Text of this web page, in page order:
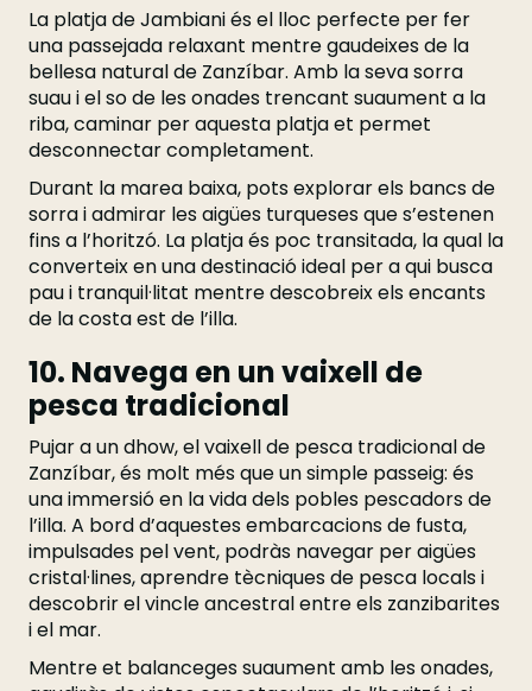
La platja de Jambiani és el lloc perfecte per fer
una passejada relaxant mentre gaudeixes de la
bellesa natural de Zanzíbar. Amb la seva sorra
suau i el so de les onades trencant suaument a la
riba, caminar per aquesta platja et permet
desconnectar completament.
Durant la marea baixa, pots explorar els bancs de
sorra i admirar les aigües turqueses que s’estenen
fins a l’horitzó. La platja és poc transitada, la qual la
converteix en una destinació ideal per a qui busca
pau i tranquil·litat mentre descobreix els encants
de la costa est de l’illa.
10. Navega en un vaixell de
pesca tradicional
Pujar a un dhow, el vaixell de pesca tradicional de
Zanzíbar, és molt més que un simple passeig: és
una immersió en la vida dels pobles pescadors de
l’illa. A bord d’aquestes embarcacions de fusta,
impulsades pel vent, podràs navegar per aigües
cristal·lines, aprendre tècniques de pesca locals i
descobrir el vincle ancestral entre els zanzibarites
i el mar.
Mentre et balanceges suaument amb les onades,